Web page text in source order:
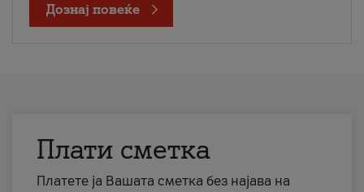
Дознај повеќе
Плати сметка
Платете ја Вашата сметка без најава на